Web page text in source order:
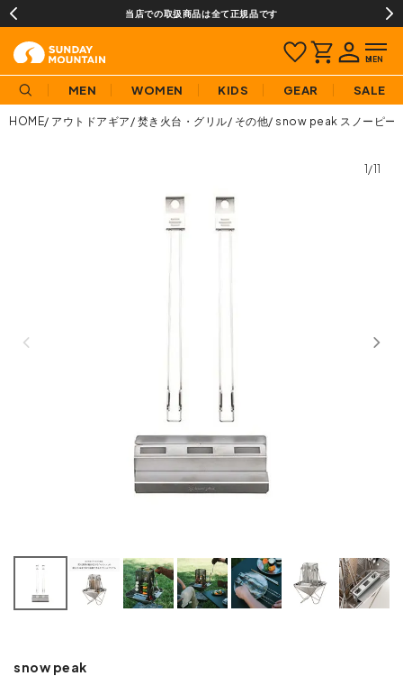
当店での取扱商品は全て正規品です
MEN WOMEN KIDS GEAR SALE
HOME アウトドアギア 焚き火台・グリル その他 snow peak スノーピー
1/11
snow peak